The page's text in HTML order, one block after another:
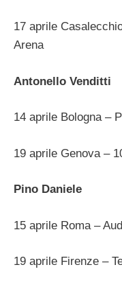
17 aprile
Arena
Antonello Venditti
14 aprile Bologna –
19 aprile Genova –
Pino Daniele
15 aprile Roma –
19 aprile Firenze –